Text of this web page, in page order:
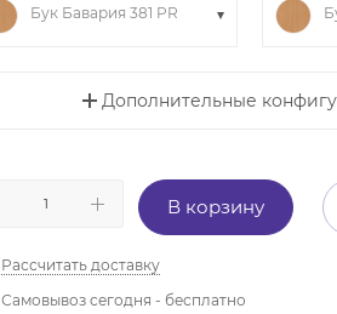
Бук Бавария 381 PR
Дополнительные
В корзину
Рассчитать доставку
Самовывоз сегодня - бесплатно